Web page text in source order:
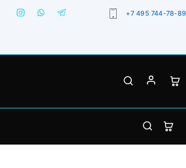
+7 495 744-78-89